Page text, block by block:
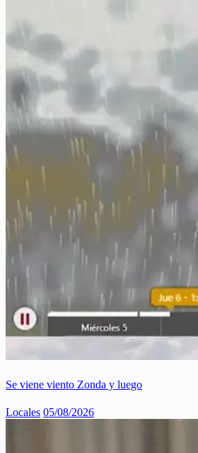
Se viene viento Zonda y luego
Locales 05/08/2026